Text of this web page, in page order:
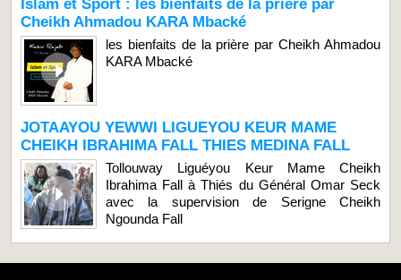
Islam et Sport : les bienfaits de la prière par
Cheikh Ahmadou KARA Mbacké
les bienfaits de la prière par Cheikh Ahmadou
KARA Mbacké
JOTAAYOU YEWWI LIGUEYOU KEUR MAME
CHEIKH IBRAHIMA FALL THIES MEDINA FALL
Tollouway Liguéyou Keur Mame Cheikh
Ibrahima Fall à Thiés du Général Omar Seck
avec la supervision de Serigne Cheikh
Ngounda Fall